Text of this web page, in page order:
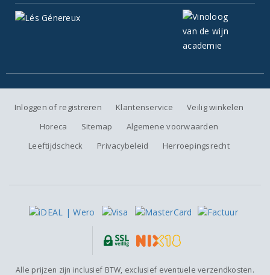
Inloggen of registreren Klantenservice
Veilig winkelen
Horeca
Sitemap
Algemene voorwaarden
Leeftijdscheck
Privacybeleid Herroepingsrecht
Alle prijzen zijn inclusief BTW, exclusief eventuele verzendkosten.